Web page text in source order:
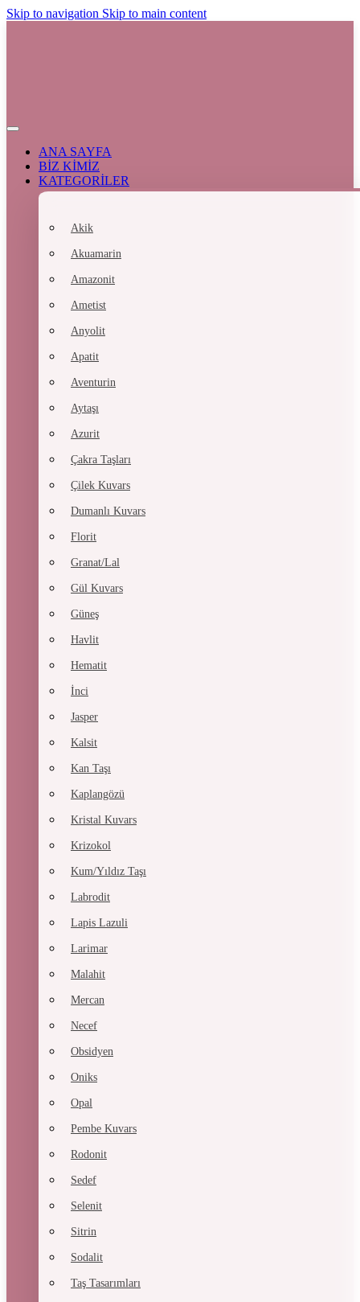
Skip to navigation Skip to main content
ANA SAYFA
BİZ KİMİZ
KATEGORİLER
Akik
Akuamarin
Amazonit
Ametist
Anyolit
Apatit
Aventurin
Aytaşı
Azurit
Çakra Taşları
Çilek Kuvars
Dumanlı Kuvars
Florit
Granat/Lal
Gül Kuvars
Güneş
Havlit
Hematit
İnci
Jasper
Kalsit
Kan Taşı
Kaplangözü
Kristal Kuvars
Krizokol
Kum/Yıldız Taşı
Labrodit
Lapis Lazuli
Larimar
Malahit
Mercan
Necef
Obsidyen
Oniks
Opal
Pembe Kuvars
Rodonit
Sedef
Selenit
Sitrin
Sodalit
Taş Tasarımları